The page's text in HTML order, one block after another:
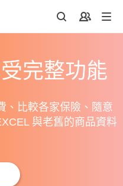
完整功能
、比較各家保險、隨意
與老舊的商品資料